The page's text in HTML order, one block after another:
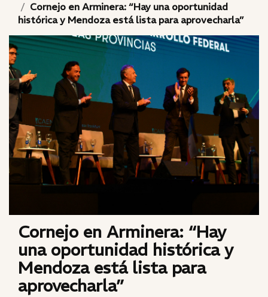
Cornejo en Arminera: “Hay una oportunidad
histórica y Mendoza está lista para aprovecharla”
Cornejo en Arminera: “Hay
una oportunidad histórica y
Mendoza está lista para
aprovecharla”